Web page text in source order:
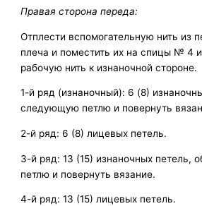
Правая сторона переда:
Отплести вспомогательную нить из
плеча и поместить их на спицы № 4
рабочую нить к изнаночной стороне.
1-й ряд (изнаночный): 6 (8)
следующую петлю и повернуть
2-й ряд: 6 (8) лицевых петель.
3-й ряд: 13 (15) изнаночных петель,
петлю и повернуть вязание.
4-й ряд: 13 (15) лицевых петель.